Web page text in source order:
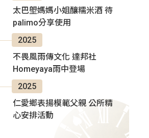
太巴塱媽媽小姐釀糯米酒 待
palimo分享使用
2025
不畏風雨傳文化 達邦社
Homeyaya雨中登場
2025
仁愛鄉表揚模範父親 公所精
心安排活動